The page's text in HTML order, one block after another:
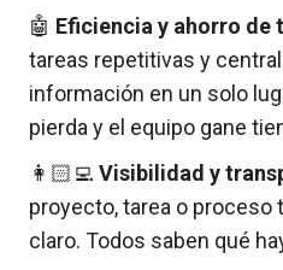
🤖 Eficiencia y ahorro de
tareas repetitivas y
información en un solo
pierda y el equipo gane
👩🏻‍💻 Visibilidad y
proyecto, tarea o proceso
claro. Todos saben qué